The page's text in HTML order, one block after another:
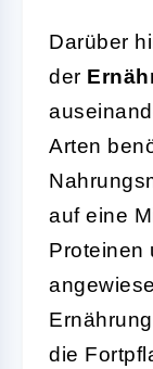
Darüber
der
Arten
auf eine
Proteinen
die